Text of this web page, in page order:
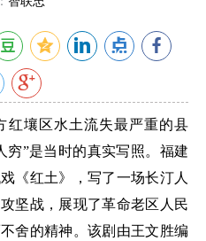
壤区水土流失最严重的县
穷”是当时的真实写照。福建
《红土》，写了一场长汀人
坚战，展现了革命老区人民
舍的精神。该剧由王文胜编